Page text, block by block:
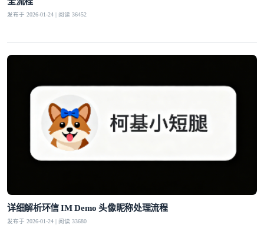
发布于 2026-01-24 | 阅读 36452
详细解析环信 IM Demo 头像昵称处理流程
发布于 2026-01-24 | 阅读 33680
我已阅读并同意通讯云服务条款和通讯云隐私政策